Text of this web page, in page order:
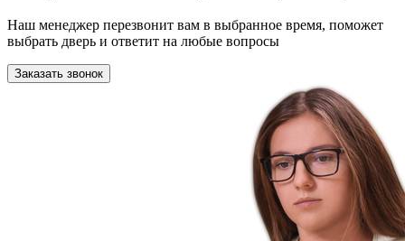
Наш менеджер перезвонит вам в выбранное время, поможет
выбрать дверь и ответит на любые вопросы
Заказать звонок